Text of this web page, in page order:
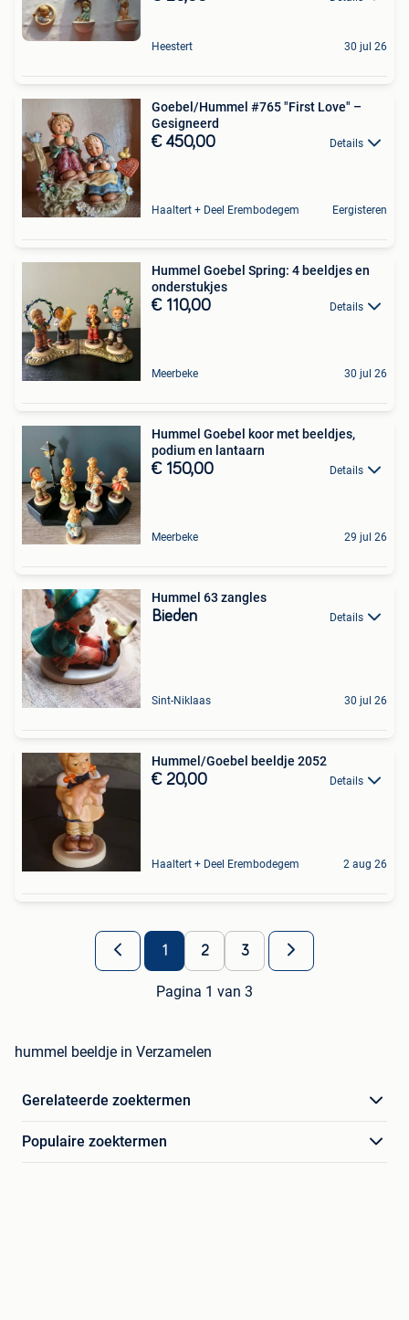
Heestert 30 jul 26
Goebel/Hummel #765 "First Love" –
Gesigneerd
€ 450,00 Details
Haaltert + Deel Erembodegem Eergisteren
Hummel Goebel Spring: 4 beeldjes en
onderstukjes
€ 110,00 Details
Meerbeke 30 jul 26
Hummel Goebel koor met beeldjes,
podium en lantaarn
€ 150,00 Details
Meerbeke 29 jul 26
Hummel 63 zangles
Bieden Details
Sint-Niklaas 30 jul 26
Hummel/Goebel beeldje 2052
€ 20,00 Details
Haaltert + Deel Erembodegem 2 aug 26
1 2 3
Pagina 1 van 3
hummel beeldje in Verzamelen
Gerelateerde zoektermen
Populaire zoektermen